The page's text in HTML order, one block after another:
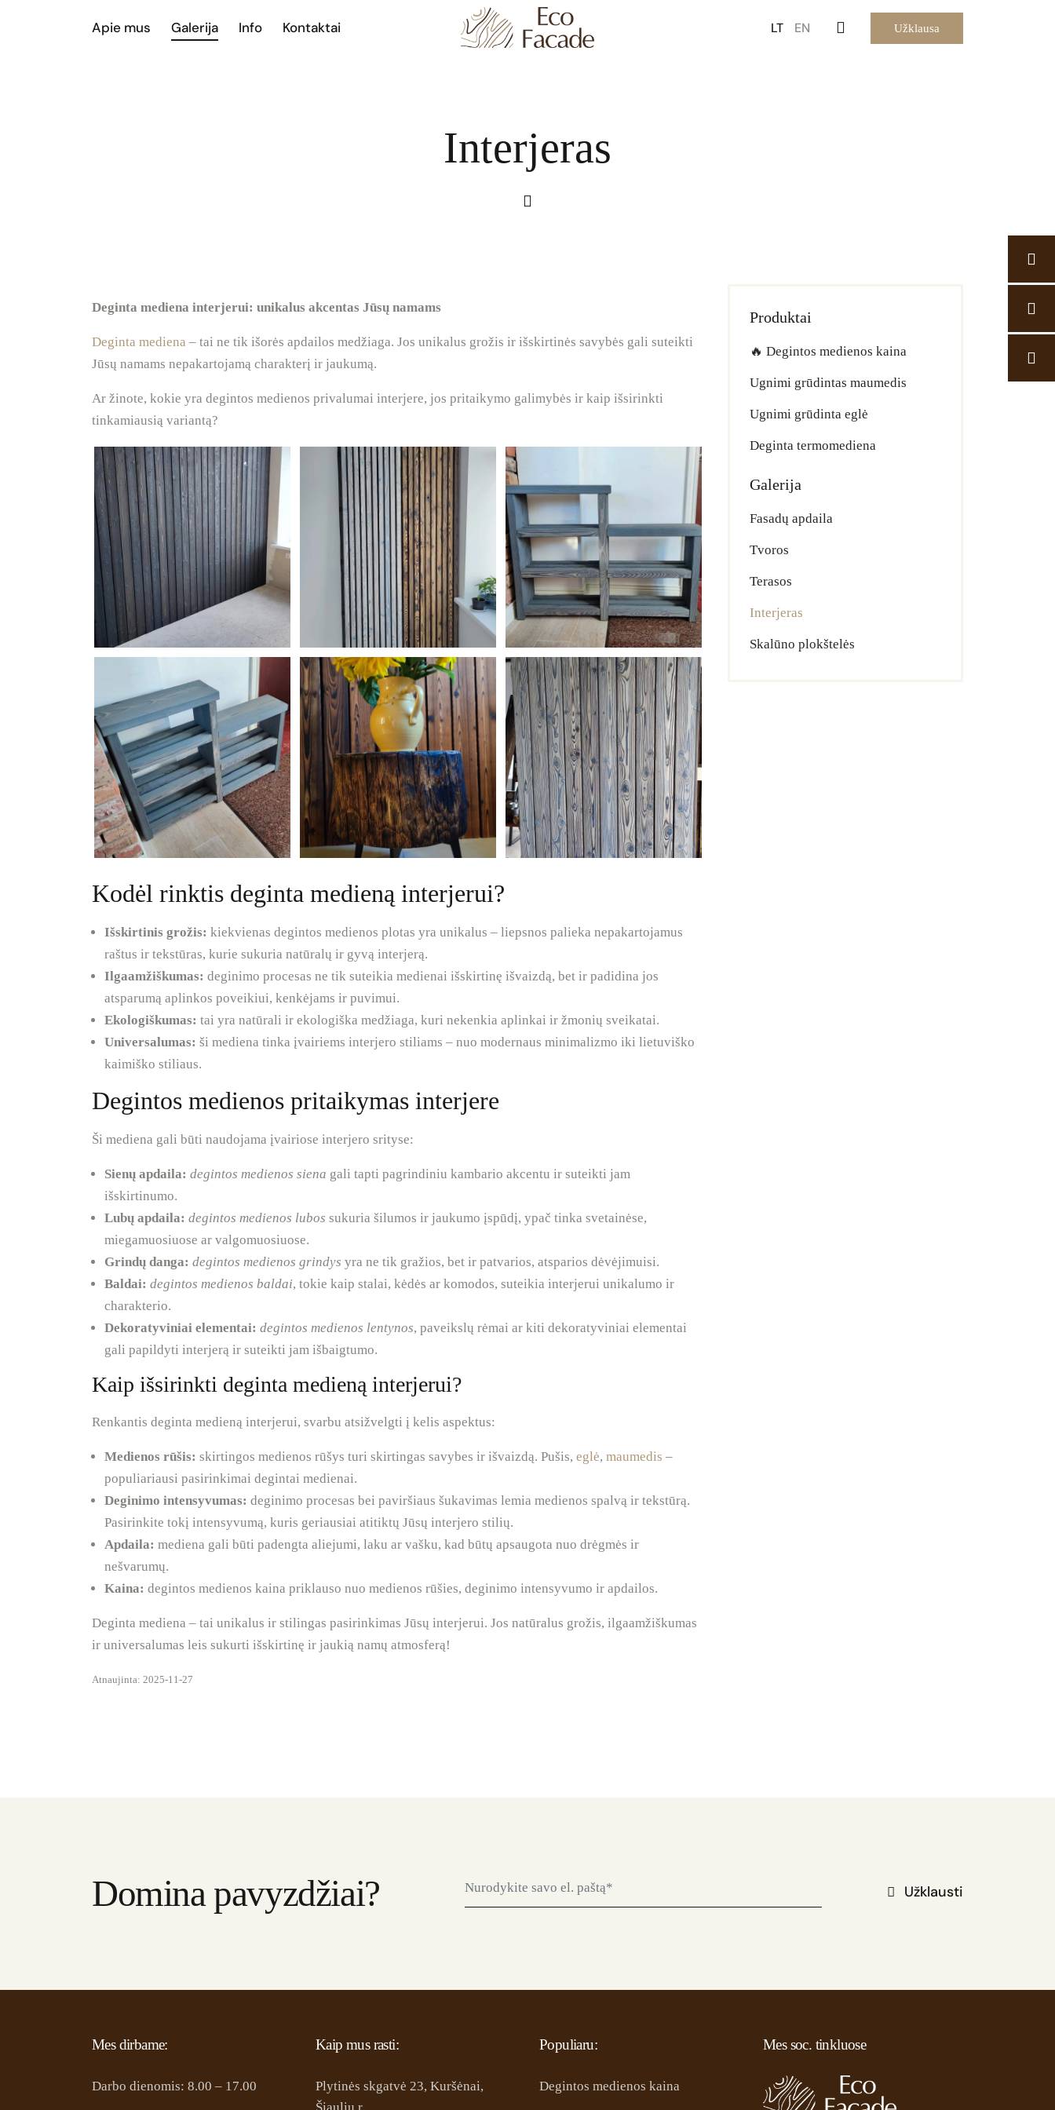
Apie mus Galerija Info Kontaktai LT EN Užklausa
Interjeras
Deginta mediena interjerui: unikalus akcentas Jūsų namams
Deginta mediena – tai ne tik išorės apdailos medžiaga. Jos unikalus grožis ir išskirtinės savybės gali suteikti
Jūsų namams nepakartojamą charakterį ir jaukumą.
Ar žinote, kokie yra degintos medienos privalumai interjere, jos pritaikymo galimybės ir kaip išsirinkti
tinkamiausią variantą?
Kodėl rinktis deginta medieną interjerui?
Išskirtinis grožis: kiekvienas degintos medienos plotas yra unikalus – liepsnos palieka nepakartojamus
raštus ir tekstūras, kurie sukuria natūralų ir gyvą interjerą.
Ilgaamžiškumas: deginimo procesas ne tik suteikia medienai išskirtinę išvaizdą, bet ir padidina jos
atsparumą aplinkos poveikiui, kenkėjams ir puvimui.
Ekologiškumas: tai yra natūrali ir ekologiška medžiaga, kuri nekenkia aplinkai ir žmonių sveikatai.
Universalumas: ši mediena tinka įvairiems interjero stiliams – nuo modernaus minimalizmo iki lietuviško
kaimiško stiliaus.
Degintos medienos pritaikymas interjere
Ši mediena gali būti naudojama įvairiose interjero srityse:
Sienų apdaila: degintos medienos siena gali tapti pagrindiniu kambario akcentu ir suteikti jam
išskirtinumo.
Lubų apdaila: degintos medienos lubos sukuria šilumos ir jaukumo įspūdį, ypač tinka svetainėse,
miegamuosiuose ar valgomuosiuose.
Grindų danga: degintos medienos grindys yra ne tik gražios, bet ir patvarios, atsparios dėvėjimuisi.
Baldai: degintos medienos baldai, tokie kaip stalai, kėdės ar komodos, suteikia interjerui unikalumo ir
charakterio.
Dekoratyviniai elementai: degintos medienos lentynos, paveikslų rėmai ar kiti dekoratyviniai elementai
gali papildyti interjerą ir suteikti jam išbaigtumo.
Kaip išsirinkti deginta medieną interjerui?
Renkantis deginta medieną interjerui, svarbu atsižvelgti į kelis aspektus:
Medienos rūšis: skirtingos medienos rūšys turi skirtingas savybes ir išvaizdą. Pušis, eglė, maumedis –
populiariausi pasirinkimai degintai medienai.
Deginimo intensyvumas: deginimo procesas bei paviršiaus šukavimas lemia medienos spalvą ir tekstūrą.
Pasirinkite tokį intensyvumą, kuris geriausiai atitiktų Jūsų interjero stilių.
Apdaila: mediena gali būti padengta aliejumi, laku ar vašku, kad būtų apsaugota nuo drėgmės ir
nešvarumų.
Kaina: degintos medienos kaina priklauso nuo medienos rūšies, deginimo intensyvumo ir apdailos.
Deginta mediena – tai unikalus ir stilingas pasirinkimas Jūsų interjerui. Jos natūralus grožis, ilgaamžiškumas
ir universalumas leis sukurti išskirtinę ir jaukią namų atmosferą!
Atnaujinta: 2025-11-27
Produktai
🔥 Degintos medienos kaina
Ugnimi grūdintas maumedis
Ugnimi grūdinta eglė
Deginta termomediena
Galerija
Fasadų apdaila
Tvoros
Terasos
Interjeras
Skalūno plokštelės
Domina pavyzdžiai? Užklausti
Mes dirbame:
Darbo dienomis: 8.00 – 17.00
Kaip mus rasti:
Plytinės skgatvė 23, Kuršėnai,
Populiaru:
Degintos medienos kaina
Mes soc. tinkluose